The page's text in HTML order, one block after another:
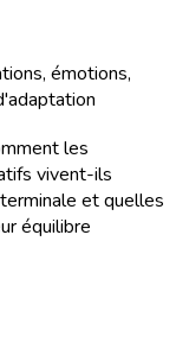
émotions,
les
vivent-ils
et quelles
équilibre